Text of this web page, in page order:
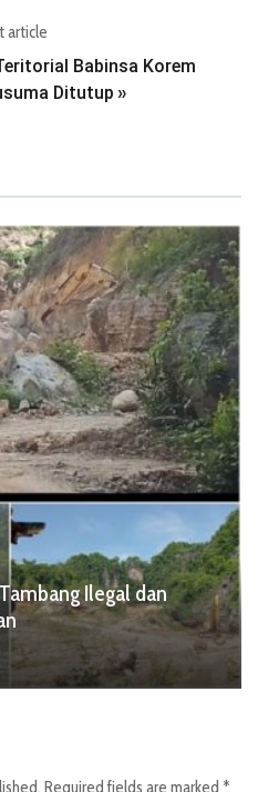
article
Babinsa Korem
Ditutup »
Ilegal dan
Required fields are marked *